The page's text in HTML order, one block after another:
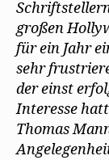
großen
für ein Jahr
sehr
der einst
Interesse
Thomas